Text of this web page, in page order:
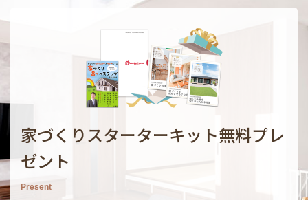
家づくりスターターキット無料プレ
ゼント
Present